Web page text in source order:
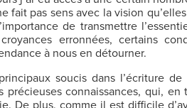
fait pas sens avec la vision
de transmettre
erronnées, certains
à nous en détourner.
principaux soucis dans l’écriture
précieuses connaissances, qui,
De plus, comme il est difficile